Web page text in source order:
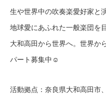
生や世界中の吹奏楽愛好家と
地球愛にあふれた一般楽団を
大和高田から世界へ。世界か
パート募集中☺
活動拠点：奈良県大和高田市